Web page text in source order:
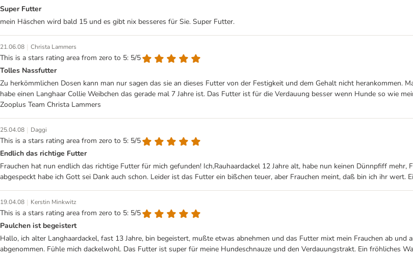
Super Futter
mein Häschen wird bald 15 und es gibt nix besseres für Sie. Super Futter.
21.06.08 | Christa Lammers
This is a stars rating area from zero to 5: 5/5
Tolles Nassfutter
Zu herkömmlichen Dosen kann man nur sagen das sie an dieses Futter von der Festigkeit und dem Gehalt nicht herankommen.
habe einen Langhaar Collie Weibchen das gerade mal 7 Jahre ist. Das Futter ist für die Verdauung besser wenn Hunde so wie
Zooplus Team Christa Lammers
25.04.08 | Daggi
This is a stars rating area from zero to 5: 5/5
Endlich das richtige Futter
Frauchen hat nun endlich das richtige Futter für mich gefunden! Ich,Rauhaardackel 12 Jahre alt, habe nun keinen Dünnpfiff
abgespeckt habe ich Gott sei Dank auch schon. Leider ist das Futter ein bißchen teuer, aber Frauchen meint, daß bin ich ihr wert.
19.04.08 | Kerstin Minkwitz
This is a stars rating area from zero to 5: 5/5
Paulchen ist begeistert
Hallo, ich alter Langhaardackel, fast 13 Jahre, bin begeistert, mußte etwas abnehmen und das Futter mixt mein Frauchen ab
abgenommen. Fühle mich dackelwohl. Das Futter ist super für meine Hundeschnauze und den Verdauungstrakt. Ein fröhliches